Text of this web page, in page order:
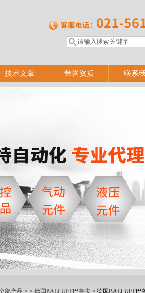
技术文章 荣誉资质 联系
部产品 > > 德国BALLUFF巴鲁夫 > 德国BALLUFF巴